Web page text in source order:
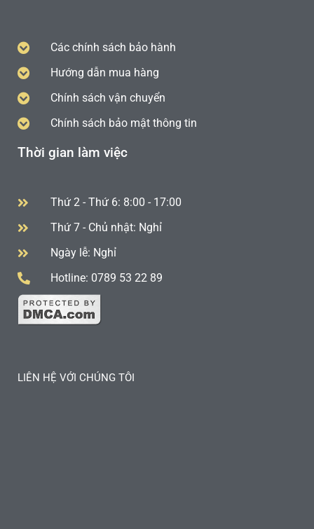
Các chính sách bảo hành
Hướng dẫn mua hàng
Chính sách vận chuyển
Chính sách bảo mật thông tin
Thời gian làm việc
Thứ 2 - Thứ 6: 8:00 - 17:00
Thứ 7 - Chủ nhật: Nghỉ
Ngày lễ: Nghỉ
Hotline: 0789 53 22 89
LIÊN HỆ VỚI CHÚNG TÔI